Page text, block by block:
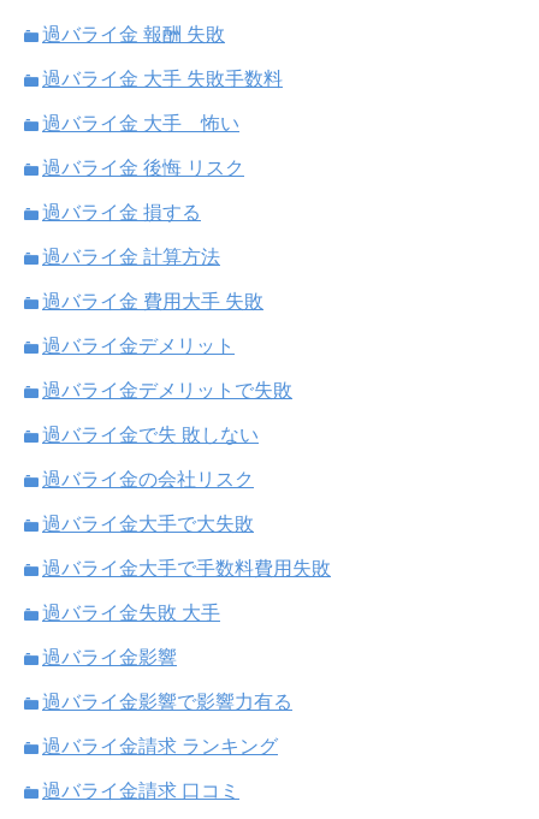
過バライ金 報酬 失敗
過バライ金 大手 失敗手数料
過バライ金 大手 怖い
過バライ金 後悔 リスク
過バライ金 損する
過バライ金 計算方法
過バライ金 費用大手 失敗
過バライ金デメリット
過バライ金デメリットで失敗
過バライ金で失 敗しない
過バライ金の会社リスク
過バライ金大手で大失敗
過バライ金大手で手数料費用失敗
過バライ金失敗 大手
過バライ金影響
過バライ金影響で影響力有る
過バライ金請求 ランキング
過バライ金請求 口コミ